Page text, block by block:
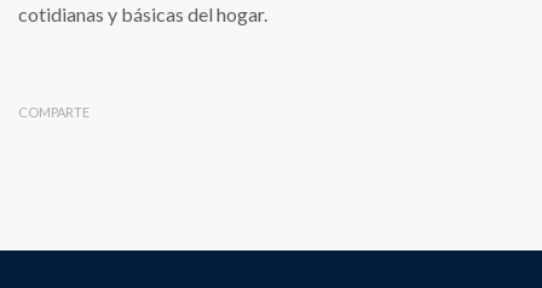
cotidianas y básicas del hogar.
COMPARTE